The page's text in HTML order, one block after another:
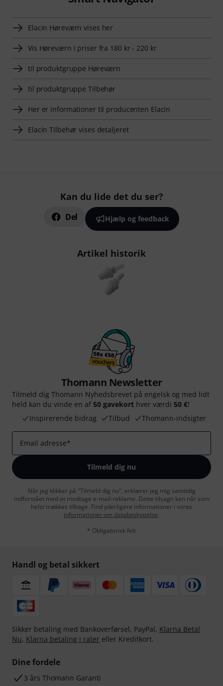
Elacin Høreværn vises her
Vis Høreværn i priser fra 180 kr - 220 kr
til produktgruppe Høreværn
til produktgruppe Tilbehør
Her er informationer til producenten Elacin
Elacin Tilbehør vises detaljeret
Kan du lide det du ser?
Del Hjælp og feedback
Artikel historik
Thomann Newsletter
Tilmeld dig Thomann Nyhedsbrevet på engelsk og med lidt
held kan du vinde en af 50 gavekort hver værdi 50 €!
Inspirerende bidrag
Tilbud Thomann-indsigter
Email adresse*
Tilmeld dig nu
Når jeg klikker på "Tilmeld dig nu", erklærer jeg mig samtidig
indforstået med at modtage e-mail-reklame. Dette tilsagn kan når som
helst trækkes tilbage. Find yderligere informationer i vores
informationer om databeskyttelse.
* Obligatorisk felt
Handl og betal sikkert
Sikker betaling med Bankoverførsel, PayPal, Klarna Betal
Nu, Klarna betaling i rater eller Kreditkort.
Dine fordele
3 års Thomann Garanti